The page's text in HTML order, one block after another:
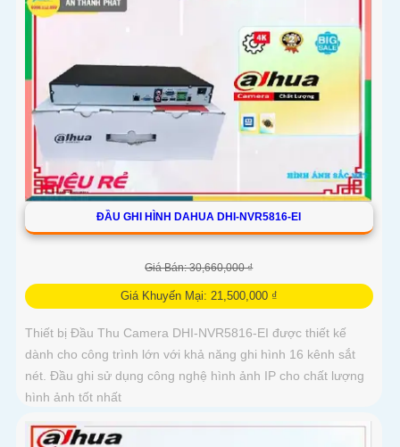
ĐẦU GHI HÌNH DAHUA DHI-NVR5816-EI
Giá Bán: 30,660,000 ₫
Giá Khuyến Mại: 21,500,000 ₫
Thiết bị Đầu Thu Camera DHI-NVR5816-EI được thiết kế
dành cho công trình lớn với khả năng ghi hình 16 kênh sắt
nét. Đầu ghi sử dụng công nghệ hình ảnh IP cho chất lượng
hình ảnh tốt nhất